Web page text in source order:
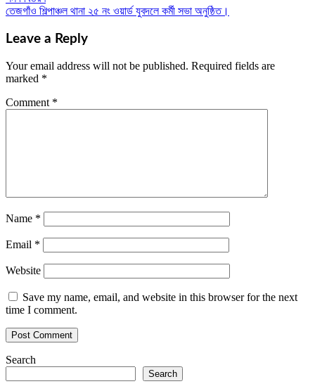
navigation
তেজগাঁও শিল্পাঞ্চল থানা ২৫ নং ওয়ার্ড যুবদলে কর্মী সভা অনুষ্ঠিত।
Leave a Reply
Your email address will not be published. Required fields are
marked *
Comment *
Name *
Email *
Website
Save my name, email, and website in this browser for the next
time I comment.
Search
Search